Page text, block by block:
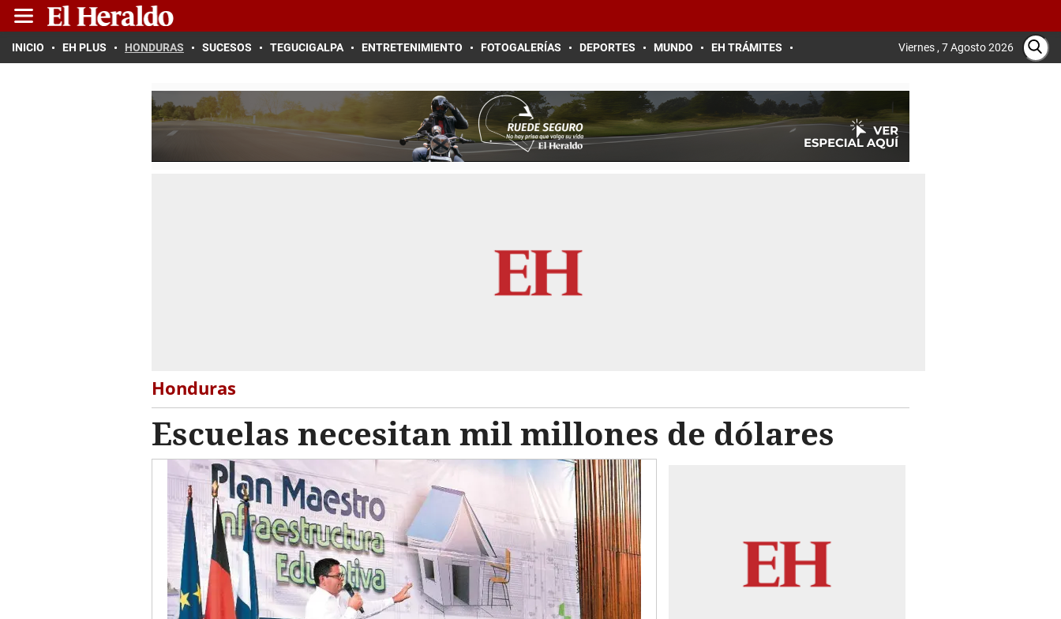
INICIO EH PLUS HONDURAS SUCESOS TEGUCIGALPA ENTRETENIMIENTO FOTOGALERÍAS DEPORTES MUNDO EH TRÁMITES Viernes , 7 Agosto 2026
Honduras
Escuelas necesitan mil millones de dólares